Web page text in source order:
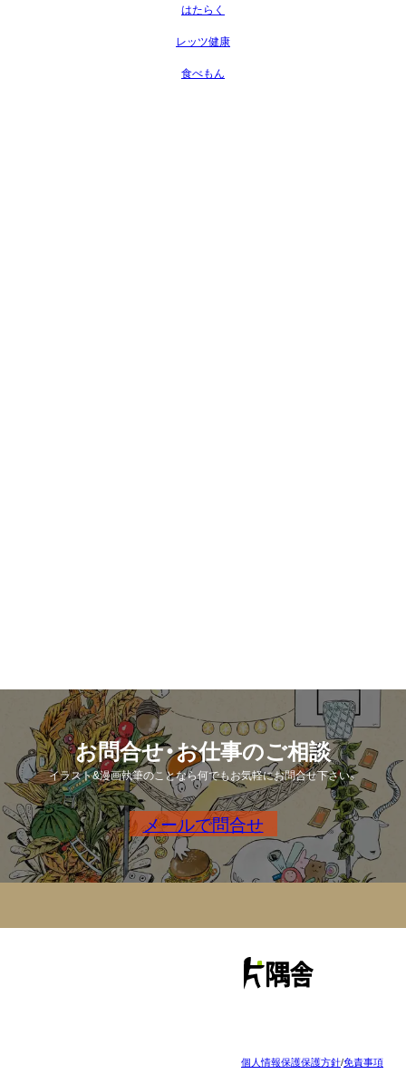
はたらく
レッツ健康
食べもん
お問合せ・お仕事のご相談
イラスト&漫画執筆のことなら何でもお気軽にお問合せ下さい。
メールで問合せ
個人情報保護保護方針/免責事項